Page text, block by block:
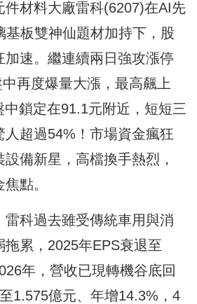
件材料大廠雷科(6207)在AI先
基板雙神仙題材加持下，股
加速。繼連續兩日強攻漲停
再度爆量大漲，最高飆上
鎖定在91.1元附近，短短三
人超過54%！市場資金瘋狂
備新星，高檔換手熱烈，
點。
雷科過去雖受傳統車用與消
拖累，2025年EPS衰退至
年，營收已現轉機谷底回
1.575億元、年增14.3%，4